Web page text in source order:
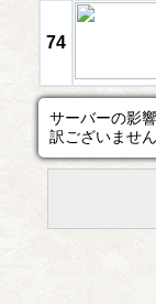
74
サーバーの影
訳ございません